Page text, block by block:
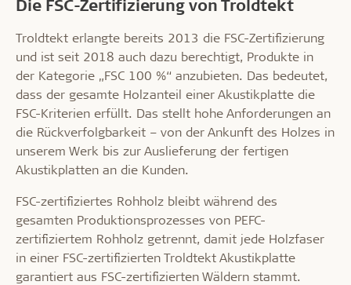
Die FSC-Zertifizierung von Troldtekt
Troldtekt erlangte bereits 2013 die FSC-Zertifizierung
und ist seit 2018 auch dazu berechtigt, Produkte in
der Kategorie „FSC 100 %“ anzubieten. Das bedeutet,
dass der gesamte Holzanteil einer Akustikplatte die
FSC-Kriterien erfüllt. Das stellt hohe Anforderungen an
die Rückverfolgbarkeit – von der Ankunft des Holzes in
unserem Werk bis zur Auslieferung der fertigen
Akustikplatten an die Kunden.
FSC-zertifiziertes Rohholz bleibt während des
gesamten Produktionsprozesses von PEFC-
zertifiziertem Rohholz getrennt, damit jede Holzfaser
in einer FSC-zertifizierten Troldtekt Akustikplatte
garantiert aus FSC-zertifizierten Wäldern stammt.